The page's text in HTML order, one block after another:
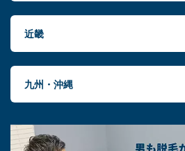
近畿
九州・沖縄